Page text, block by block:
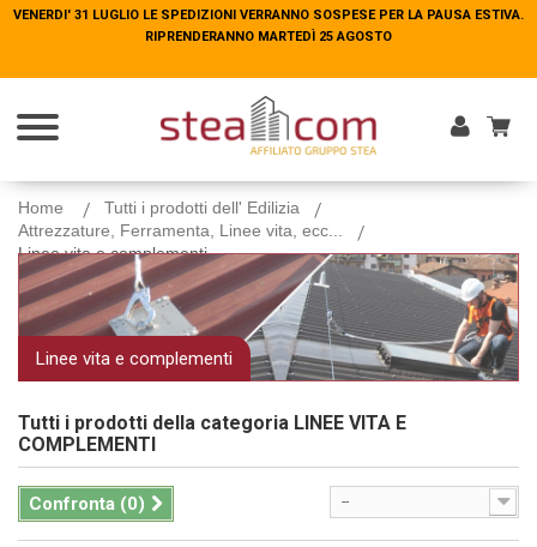
VENERDI' 31 LUGLIO LE SPEDIZIONI VERRANNO SOSPESE PER LA PAUSA ESTIVA.
RIPRENDERANNO MARTEDÌ 25 AGOSTO
Home
Tutti i prodotti dell' Edilizia
Attrezzature, Ferramenta, Linee vita, ecc...
Linee vita e complementi
Linee vita e complementi
Tutti i prodotti della categoria LINEE VITA E
COMPLEMENTI
--
Confronta (0)
VENERDI' 31 LUGLIO LE SPEDIZIONI VERRANNO SOSPESE PER LA PAUSA ESTIVA.
RIPRENDERANNO MARTEDÌ 25 AGOSTO